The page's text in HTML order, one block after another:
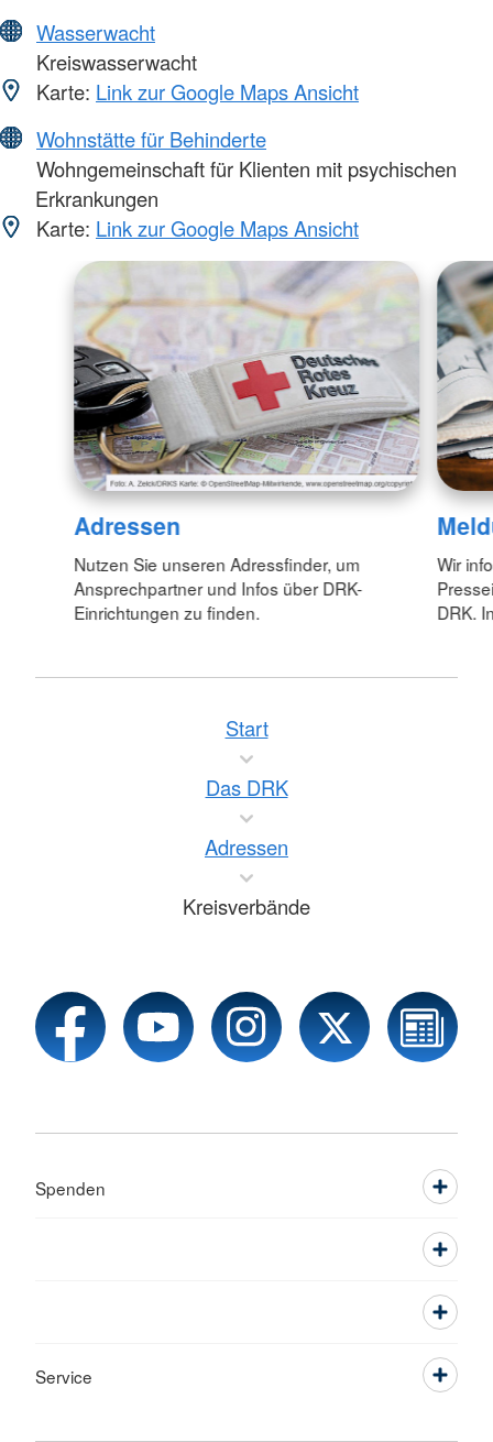
Wasserwacht
Kreiswasserwacht
Karte: Link zur Google Maps Ansicht
Wohnstätte für Behinderte
Wohngemeinschaft für Klienten mit psychischen
Erkrankungen
Karte: Link zur Google Maps Ansicht
Adressen
Nutzen Sie unseren Adressfinder, um
Ansprechpartner und Infos über DRK-
Einrichtungen zu finden.
Wir
DRK.
Start
Das DRK
Adressen
Kreisverbände
Spenden
Service